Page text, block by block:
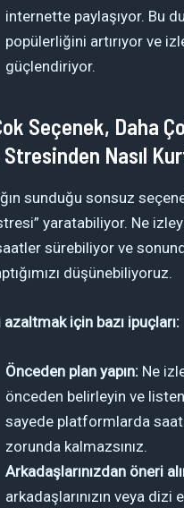
internette paylaşıyor. Bu
popülerliğini artırıyor ve
güçlendiriyor.
Seçenek, Daha
Nasıl
sunduğu sonsuz
yaratabiliyor. Ne
sürebiliyor ve
düşünebiliyoruz.
için bazı ipuçları:
Önceden plan yapın: Ne
önceden belirleyin ve
sayede platformlarda
zorunda kalmazsınız.
Arkadaşlarınızdan öneri
arkadaşlarınızın veya